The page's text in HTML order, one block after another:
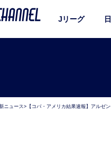
Jリーグ
ニュース> 【コパ・アメリカ結果速報】アルゼ